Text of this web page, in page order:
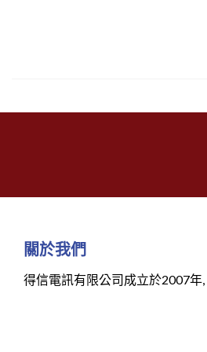
關於我們
得信電訊有限公司成立於2007年